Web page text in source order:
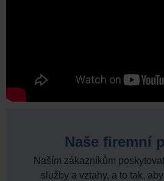
Naše firemní
Naším zákazníkům
služby a vztahy, a to tak,